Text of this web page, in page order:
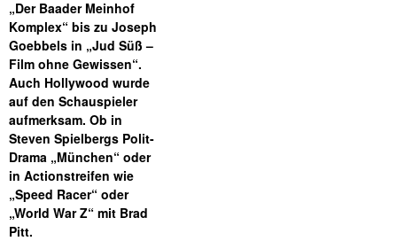
„Der Baader Meinhof
Komplex“ bis zu Joseph
Goebbels in „Jud Süß –
Film ohne Gewissen“.
Auch Hollywood wurde
auf den Schauspieler
aufmerksam. Ob in
Steven Spielbergs Polit-
Drama „München“ oder
in Actionstreifen wie
„Speed Racer“ oder
„World War Z“ mit Brad
Pitt.